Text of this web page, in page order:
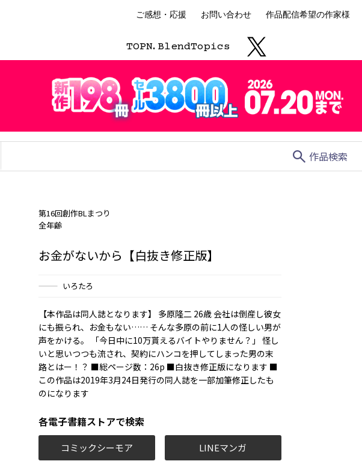
ご感想・応援 お問い合わせ 作品配信希望の作家様
TOPN. BlendTopics
search 作品検索
第16回創作BLまつり
全年齢
お金がないから【白抜き修正版】
いろたろ
【本作品は同人誌となります】 多原隆二 26歳 会社は倒産し彼女
にも振られ、お金もない…… そんな多原の前に1人の怪しい男が
声をかける。 「今日中に10万貰えるバイトやりません？」 怪し
いと思いつつも流され、契約にハンコを押してしまった男の末
路とはー！？ ■総ページ数：26p ■白抜き修正版になります ■
この作品は2019年3月24日発行の同人誌を一部加筆修正したも
のになります
各電子書籍ストアで検索
コミックシーモア LINEマンガ